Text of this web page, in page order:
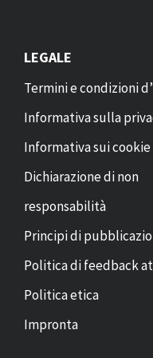
LEGALE
Termini e condizioni
Informativa sulla
Informativa sui cookie
Dichiarazione di non
responsabilità
Principi di
Politica di feedback
Politica etica
Impronta